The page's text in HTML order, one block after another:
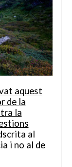
aquest
de la
la
al
i no al de